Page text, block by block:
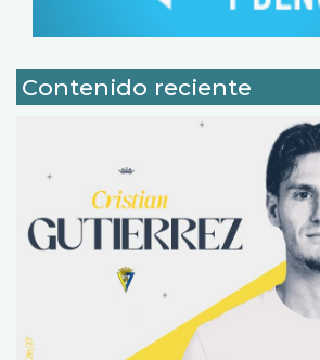
Contenido reciente